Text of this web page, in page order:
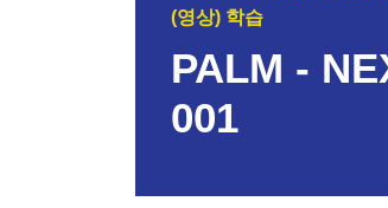
시스템
패널 PC
(영상) 학습
PALM -
001